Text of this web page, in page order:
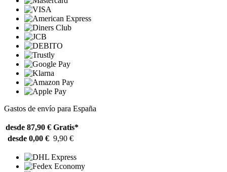
Gastos de envío para España
desde 87,90 € Gratis*
desde 0,00 € 9,90 €